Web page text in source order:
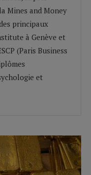
Mines and Money
principaux
à Genève et
(Paris Business
et